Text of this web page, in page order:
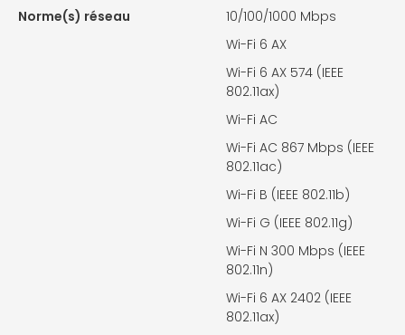
Norme(s) réseau
10/100/1000 Mbps
Wi-Fi 6 AX
Wi-Fi 6 AX 574 (IEEE
802.11ax)
Wi-Fi AC
Wi-Fi AC 867 Mbps (IEEE
802.11ac)
Wi-Fi B (IEEE 802.11b)
Wi-Fi G (IEEE 802.11g)
Wi-Fi N 300 Mbps (IEEE
802.11n)
Wi-Fi 6 AX 2402 (IEEE
802.11ax)